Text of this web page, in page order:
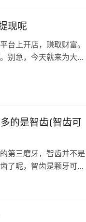
现呢
台上开店，赚取财富。
别急，今天就来为大家
的是智齿(智齿可
第三磨牙，智齿并不是
了呢，智齿是颗牙可缺